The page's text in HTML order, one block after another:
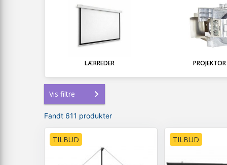
LÆRREDER
Vis filtre
Fandt 611 produkter
TILBUD TILBUD